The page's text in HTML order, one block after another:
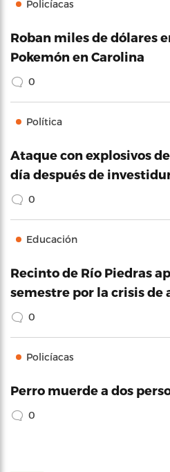
Policíacas
Roban miles de dólares
Pokemón en Carolina
0
Política
Ataque con explosivos
día después de
0
Educación
Recinto de Río Piedras
semestre por la crisis de
0
Policíacas
Perro muerde a dos
0